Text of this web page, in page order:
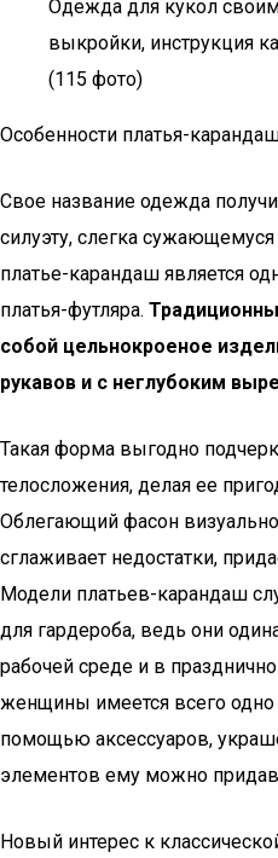
Одежда для кукол
выкройки, инструкция
(115 фото)
Особенности платья-
Свое название одежда
силуэту, слегка сужающемуся
платье-карандаш является
платья-футляра.
собой цельнокроеное
рукавов и с неглубоким
Такая форма выгодно
телосложения, делая ее
Облегающий фасон
сглаживает недостатки,
Модели платьев-карандаш
для гардероба, ведь они
рабочей среде и в
женщины имеется всего одно
помощью аксессуаров,
элементов ему можно
Новый интерес к